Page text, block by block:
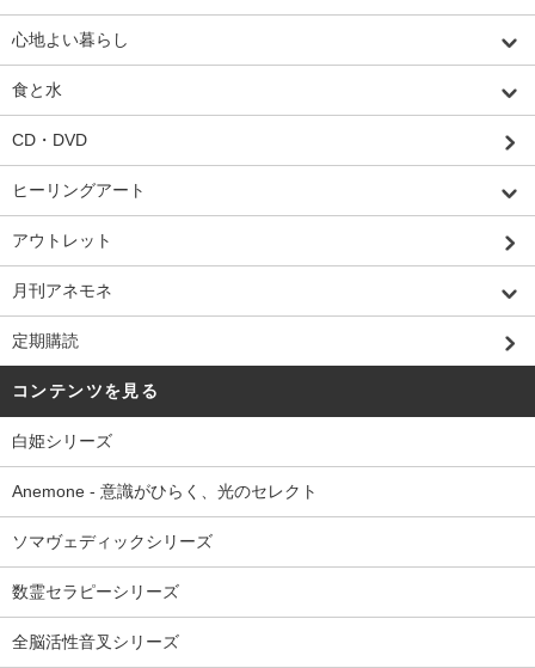
心地よい暮らし
食と水
CD・DVD
ヒーリングアート
アウトレット
月刊アネモネ
定期購読
コンテンツを見る
白姫シリーズ
Anemone - 意識がひらく、光のセレクト
ソマヴェディックシリーズ
数霊セラピーシリーズ
全脳活性音叉シリーズ